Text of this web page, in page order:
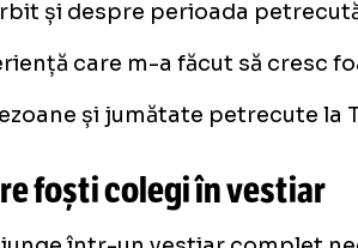
și despre perioada
care m-a făcut să cresc
și jumătate petrecute
foști colegi în vestiar